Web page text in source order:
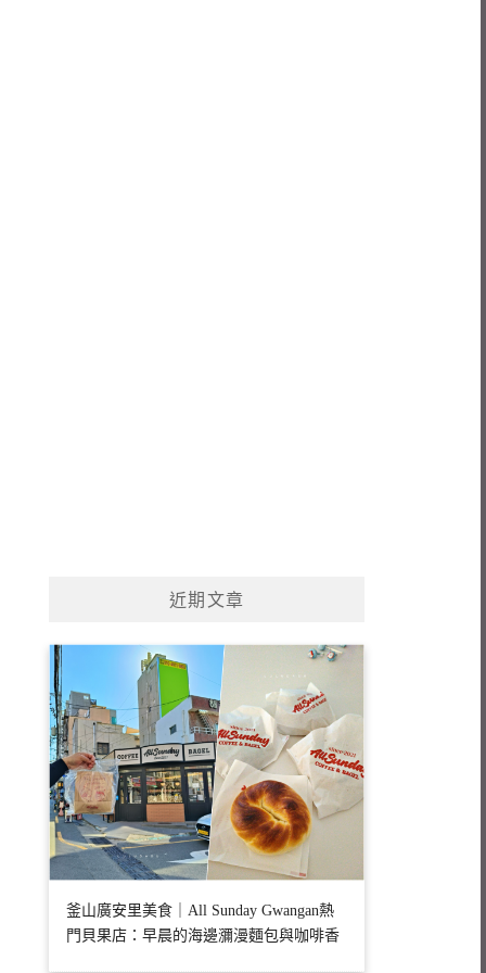
近期文章
釜山廣安里美食｜All Sunday Gwangan熱
門貝果店：早晨的海邊瀰漫麵包與咖啡香